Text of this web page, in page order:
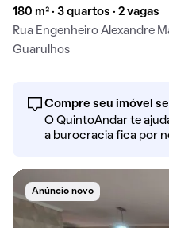
180 m² · 3 quartos · 2 vagas
Rua Engenheiro Alexandre
Guarulhos
Compre seu imóvel
O QuintoAndar te
a burocracia fica por
Anúncio novo